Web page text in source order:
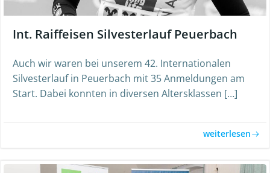
Int. Raiffeisen Silvesterlauf Peuerbach
Auch wir waren bei unserem 42. Internationalen
Silvesterlauf in Peuerbach mit 35 Anmeldungen am
Start. Dabei konnten in diversen Altersklassen […]
weiterlesen